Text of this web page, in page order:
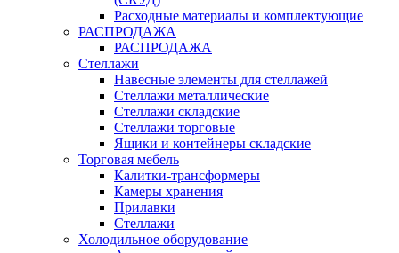
Расходные материалы и комплектующие
РАСПРОДАЖА
РАСПРОДАЖА
Стеллажи
Навесные элементы для стеллажей
Стеллажи металлические
Стеллажи складские
Стеллажи торговые
Ящики и контейнеры складские
Торговая мебель
Калитки-трансформеры
Камеры хранения
Прилавки
Стеллажи
Холодильное оборудование